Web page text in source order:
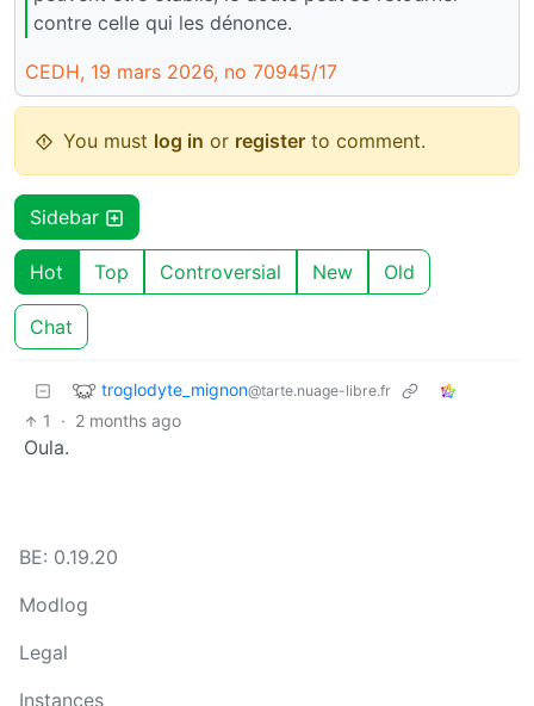
contre celle qui les dénonce.
CEDH, 19 mars 2026, no 70945/17
You must log in or register to comment.
Sidebar
Hot Top Controversial New Old
Chat
troglodyte_mignon@tarte.nuage-libre.fr
1 · 2 months ago
Oula.
BE: 0.19.20
Modlog
Legal
Instances